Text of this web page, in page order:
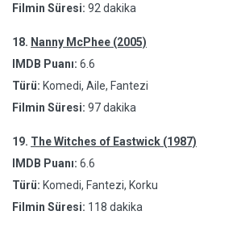
Filmin Süresi: 92 dakika
18. Nanny McPhee (2005)
IMDB Puanı: 6.6
Türü: Komedi, Aile, Fantezi
Filmin Süresi: 97 dakika
19. The Witches of Eastwick (1987)
IMDB Puanı: 6.6
Türü: Komedi, Fantezi, Korku
Filmin Süresi: 118 dakika